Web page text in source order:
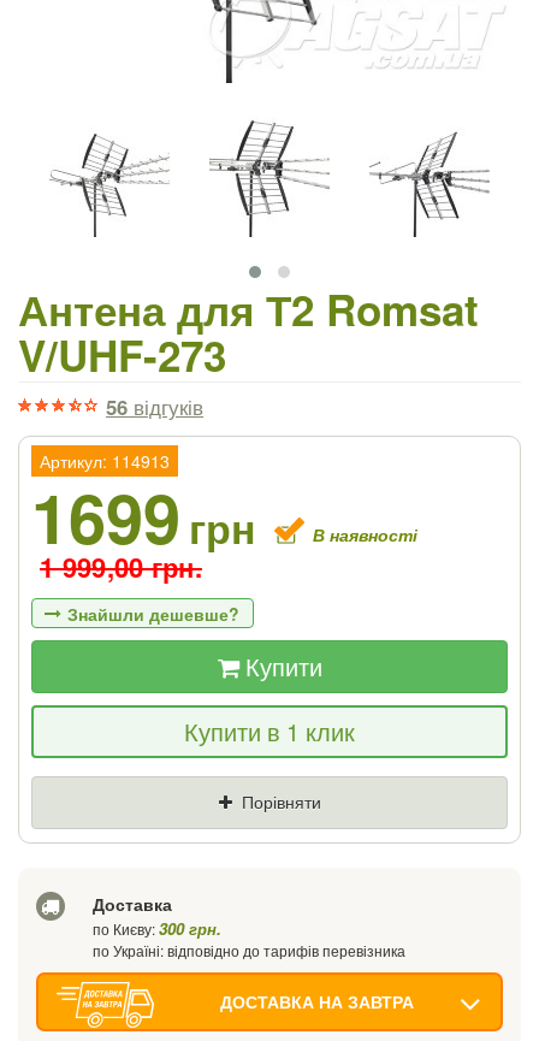
Антена для Т2 Romsat
V/UHF-273
56 відгуків
Артикул: 114913
1699 грн
1 999,00 грн.
В наявності
Знайшли дешевше?
Якщо Ви знайдете товар дешевше - ми
знизимо ціну і подаруємо % від різниці
Купити
Купити в 1 клик
Порівняти
Доставка
по Києву:300 грн.
по Україні: відповідно до тарифів перевізника
ДОСТАВКА НА ЗАВТРА